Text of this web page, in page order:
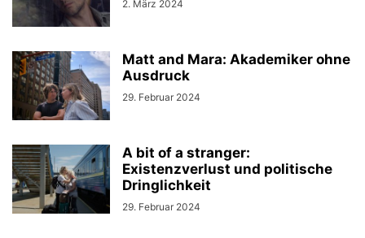
UKRAINE UNGARN
WWW.JOURNALISTISCHE-VERANTWORTUNG.DE
2. März 2024
Matt and Mara: Akademiker ohne
Ausdruck
29. Februar 2024
A bit of a stranger:
Existenzverlust und politische
Dringlichkeit
29. Februar 2024